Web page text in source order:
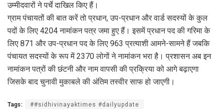
उम्मीदवारों ने पर्चे दाखिल किए हैं।
ग्राम पंचायतों की बात करें तो प्रधान, उप-प्रधान और वार्ड सदस्यों के कुल
पदों के लिए 4204 नामांकन पत्र जमा हुए हैं। इसमें प्रधान पद की गरिमा के
लिए 871 और उप-प्रधान पद के लिए 963 प्रत्याशी आमने-सामने हैं जबकि
पंचायत सदस्यों के रूप में 2370 लोगों ने नामांकन भरा है। प्रशासन अब इन
नामांकन पत्रों की छंटनी और नाम वापसी की प्रक्रिया को आगे बढ़ाएगा
जिसके बाद चुनावी मुकाबले की अंतिम तस्वीर साफ हो जाएगी।
Tags: ##sidhivinayaktimes #dailyupdate